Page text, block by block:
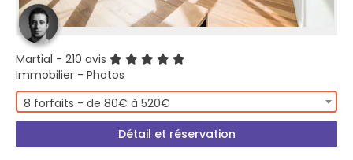
Martial - 210 avis
Immobilier - Photos
8 forfaits - de 80€ à 520€
Détail et réservation